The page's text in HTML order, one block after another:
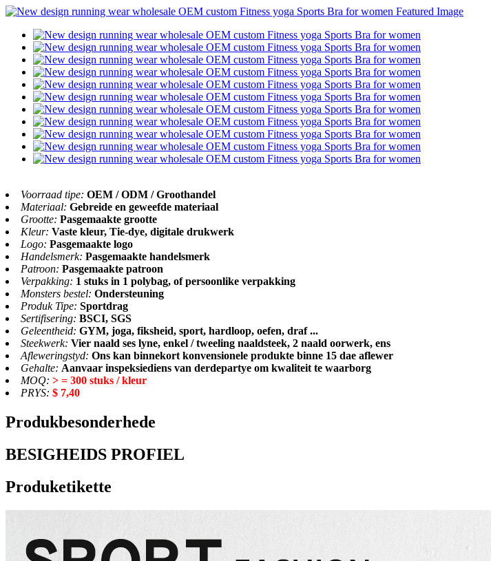
Voorraad tipe: OEM / ODM / Groothandel
Materiaal: Gebreide en geweefde materiaal
Grootte: Pasgemaakte grootte
Kleur: Vaste kleur, Tie-dye, digitale drukwerk
Logo: Pasgemaakte logo
Handelsmerk: Pasgemaakte handelsmerk
Patroon: Pasgemaakte patroon
Verpakking: 1 stuks in 1 polybag, of persoonlike verpakking
Monsters bestel: Ondersteuning
Produk Tipe: Sportdrag
Sertifisering: BSCI, SGS
Geleentheid: GYM, joga, fiksheid, sport, hardloop, oefen, draf ...
Steekwerk: Vier naald ses lyne, enkel / tweeling naaldsteek, 2 naald oorwerk, ens
Afleweringstyd: Ons kan binnekort konvensionele produkte binne 15 dae aflewer
Gehalte: Aanvaar inspeksiediens van derdepartye om kwaliteit te waarborg
MOQ: > = 300 stuks / kleur
PRYS: $ 7,40
Produkbesonderhede
BESIGHEIDS PROFIEL
Produketikette